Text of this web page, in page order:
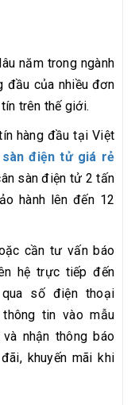
năm trong ngành
đầu của nhiều đơn
trên thế giới.
hàng đầu tại Việt
sàn điện tử giá rẻ
sàn điện tử 2 tấn
hành lên đến 12
cần tư vấn báo
hệ trực tiếp đến
số điện thoại
tin vào mẫu
nhận thông báo
khuyến mãi khi